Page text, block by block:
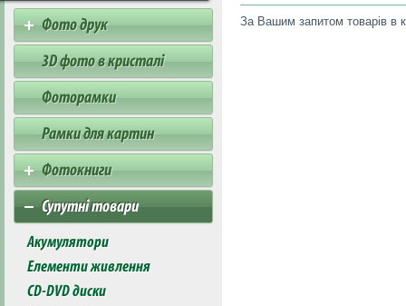
Фото друк
3D фото в кристалі
Фоторамки
Рамки для картин
Фотокниги
Супутні товари
Акумулятори
Елементи живлення
CD-DVD диски
За Вашим запитом товарів в